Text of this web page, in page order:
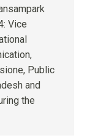
Vice
Public
and
the